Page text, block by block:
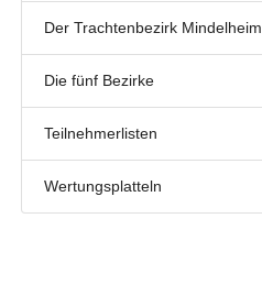
Der Trachtenbezirk Mindelheim
Die fünf Bezirke
Teilnehmerlisten
Wertungsplatteln